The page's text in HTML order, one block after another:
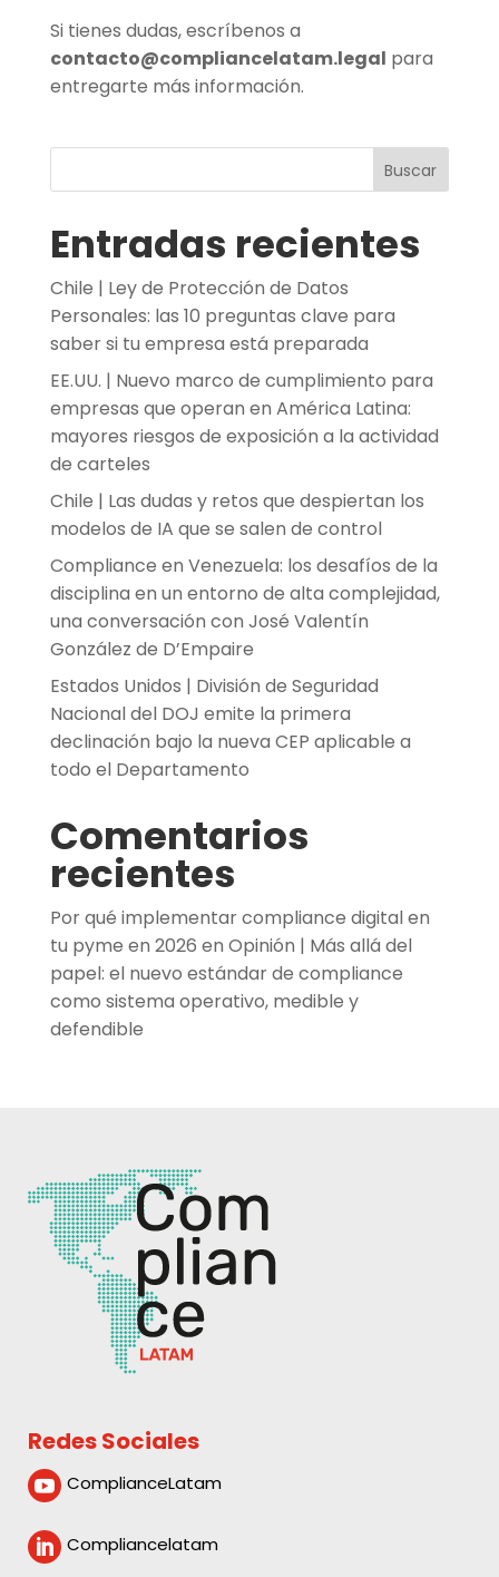
Si tienes dudas, escríbenos a
contacto@compliancelatam.legal para
entregarte más información.
Buscar
Entradas recientes
Chile | Ley de Protección de Datos
Personales: las 10 preguntas clave para
saber si tu empresa está preparada
EE.UU. | Nuevo marco de cumplimiento para
empresas que operan en América Latina:
mayores riesgos de exposición a la actividad
de carteles
Chile | Las dudas y retos que despiertan los
modelos de IA que se salen de control
Compliance en Venezuela: los desafíos de la
disciplina en un entorno de alta complejidad,
una conversación con José Valentín
González de D’Empaire
Estados Unidos | División de Seguridad
Nacional del DOJ emite la primera
declinación bajo la nueva CEP aplicable a
todo el Departamento
Comentarios
recientes
Por qué implementar compliance digital en
tu pyme en 2026 en Opinión | Más allá del
papel: el nuevo estándar de compliance
como sistema operativo, medible y
defendible
Redes Sociales
 ComplianceLatam
 Compliancelatam